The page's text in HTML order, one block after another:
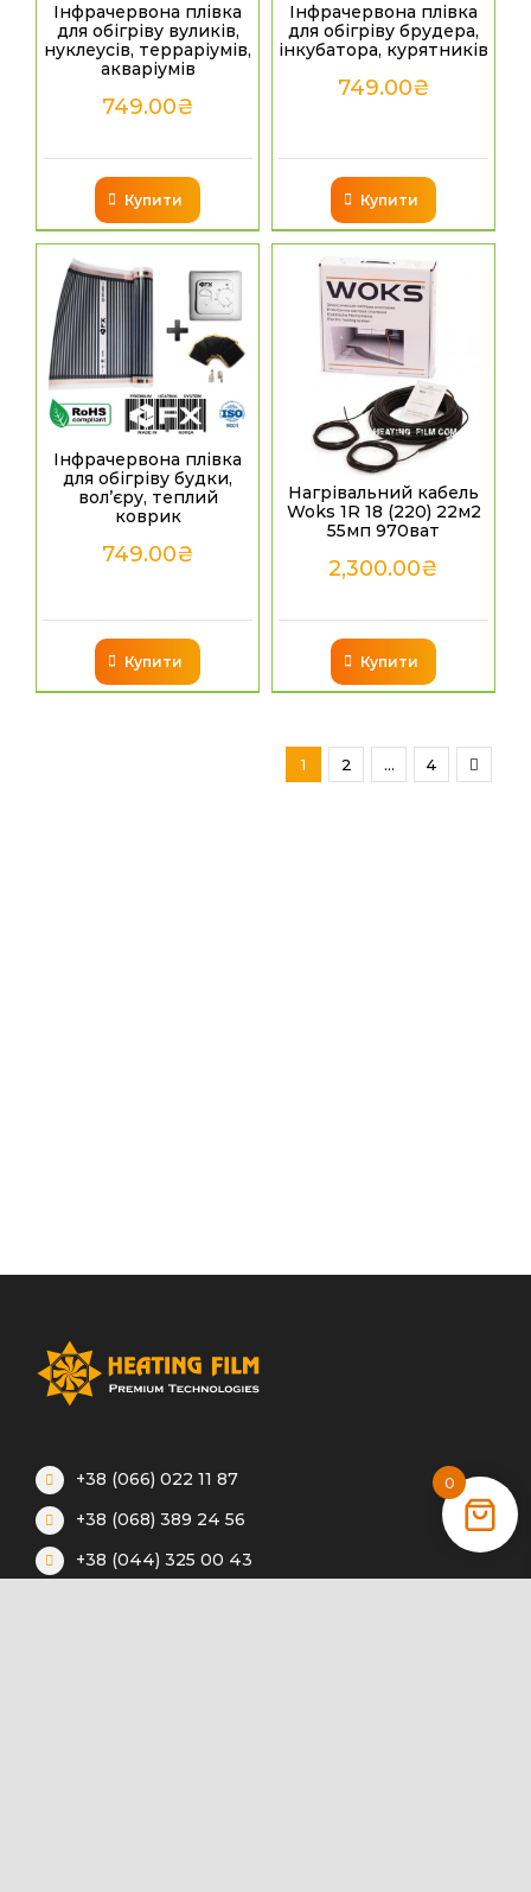
Інфрачервона плівка
для обігріву вуликів,
нуклеусів, терраріумів,
акваріумів
749.00₴
Купити
Інфрачервона плівка
для обігріву брудера,
інкубатора, курятників
749.00₴
Купити
Інфрачервона плівка
для обігріву будки,
вол’єру, теплий
коврик
749.00₴
Купити
Нагрівальний кабель
Woks 1R 18 (220) 22м2
55мп 970ват
2,300.00₴
Купити
1 2 … 4
+38 (066) 022 11 87
+38 (068) 389 24 56
+38 (044) 325 00 43
0